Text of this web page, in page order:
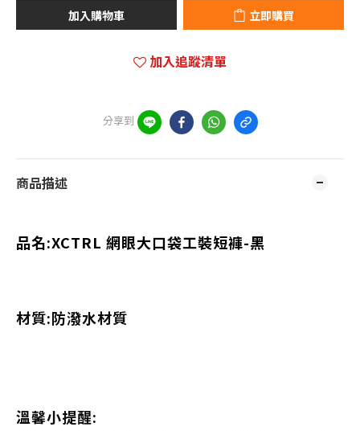
加入購物車 立即購買
加入追蹤清單
分享到
商品描述
品名:XCTRL 網眼大口袋工裝短褲-黑
材質:防潑水材質
溫馨小提醒: